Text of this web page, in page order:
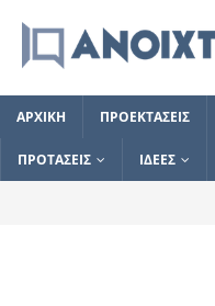
ΑΡΧΙΚΗ ΠΡΟΕΚΤΑΣΕΙΣ
ΠΡΟΤΑΣΕΙΣ ΙΔΕΕΣ